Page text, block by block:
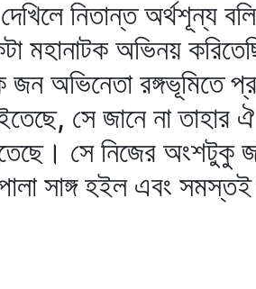
নিতান্ত অর্থশূন্য
মহানাটক অভিনয়
অভিনেতা রঙ্গভূমিতে
সে জানে না তাহার ঐ
সে নিজের অংশটুকু
সাঙ্গ হইল এবং সমস্তই